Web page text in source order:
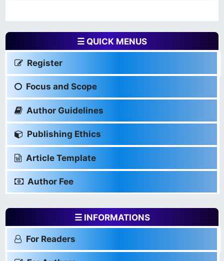
☰ QUICK MENUS
Register
Focus and Scope
Author Guidelines
Publishing Ethics
Article Template
Author Fee
☰ INFORMATIONS
For Readers